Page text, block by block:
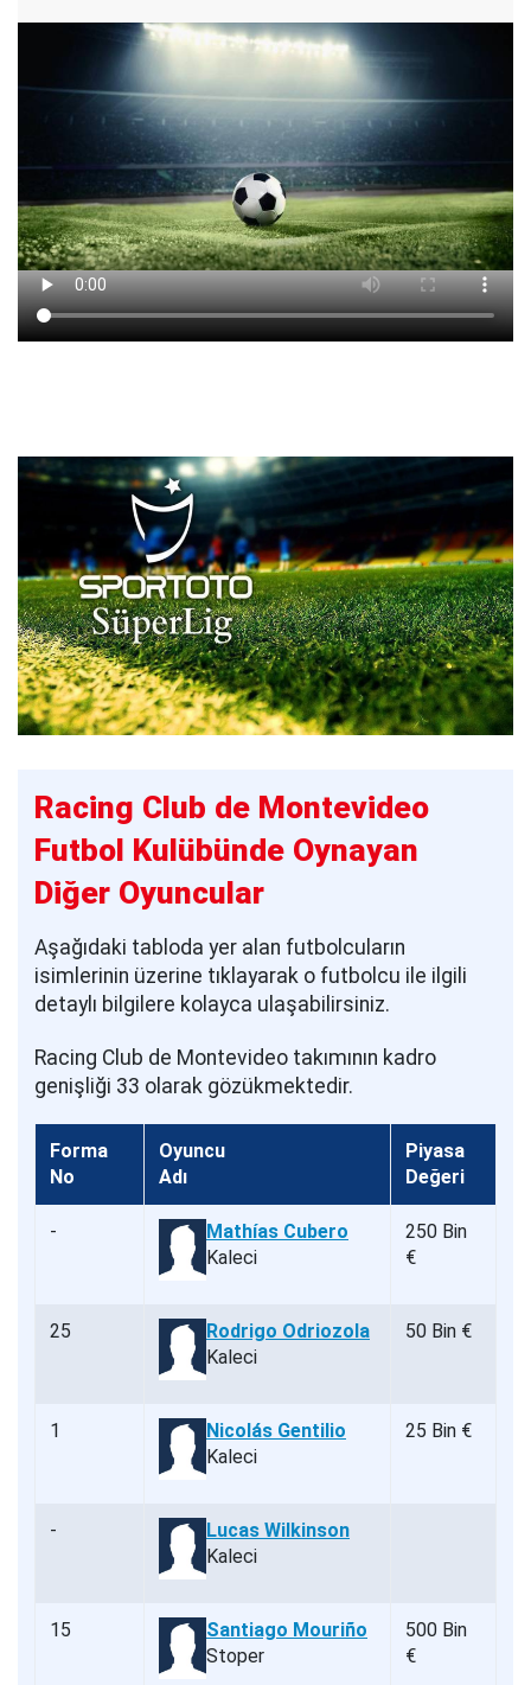
Racing Club de Montevideo
Futbol Kulübünde Oynayan
Diğer Oyuncular
Aşağıdaki tabloda yer alan futbolcuların
isimlerinin üzerine tıklayarak o futbolcu ile ilgili
detaylı bilgilere kolayca ulaşabilirsiniz.
Racing Club de Montevideo takımının kadro
genişliği 33 olarak gözükmektedir.
Forma
No
Oyuncu
Adı
Piyasa
Değeri
-
Mathías Cubero
Kaleci
250 Bin
€
25
Rodrigo Odriozola
Kaleci
50 Bin €
1
Nicolás Gentilio
Kaleci
25 Bin €
-
Lucas Wilkinson
Kaleci
15
Santiago Mouriño
Stoper
500 Bin
€